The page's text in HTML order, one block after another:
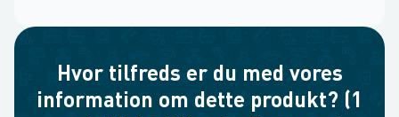
Hvor tilfreds er du med vores
information om dette produkt? (1